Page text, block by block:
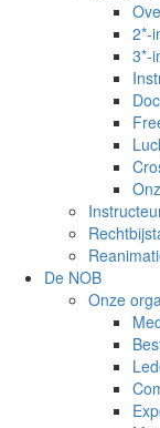
2*-
3*-
De NOB
Onze